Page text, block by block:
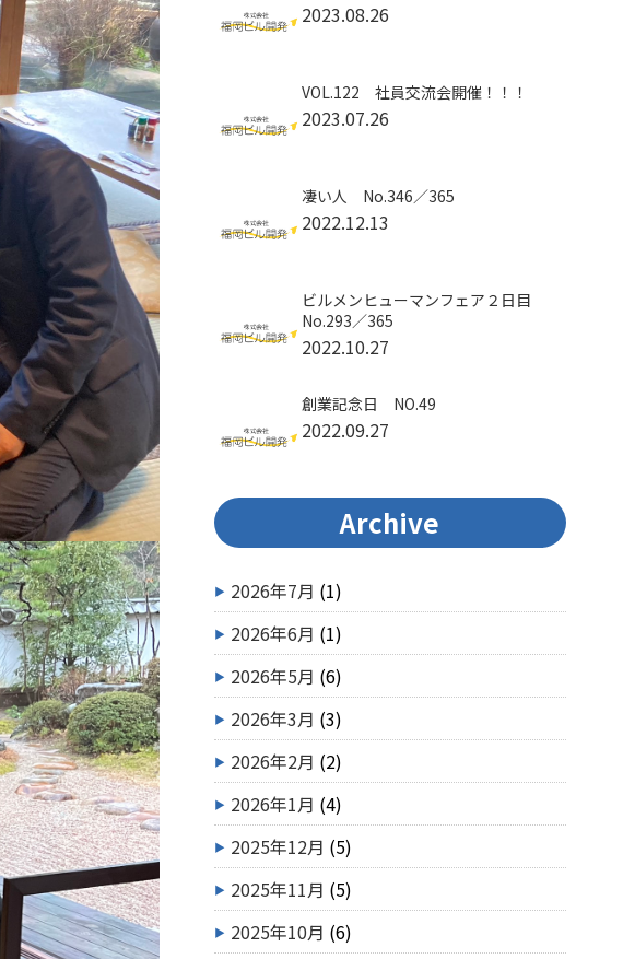
2023.08.26
VOL.122 社員交流会開催！！！
2023.07.26
凄い人 No.346／365
2022.12.13
ビルメンヒューマンフェア２日目
No.293／365
2022.10.27
創業記念日 NO.49
2022.09.27
Archive
2026年7月 (1)
2026年6月 (1)
2026年5月 (6)
2026年3月 (3)
2026年2月 (2)
2026年1月 (4)
2025年12月 (5)
2025年11月 (5)
2025年10月 (6)